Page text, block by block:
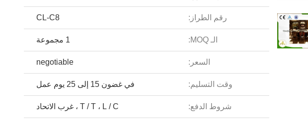
رقم الطراز: CL-C8
الـ MOQ: 1 مجموعة
السعر: negotiable
وقت التسليم: في غضون 15 إلى 25 يوم عمل
شروط الدفع: T / T ، L / C ، غرب الاتحاد